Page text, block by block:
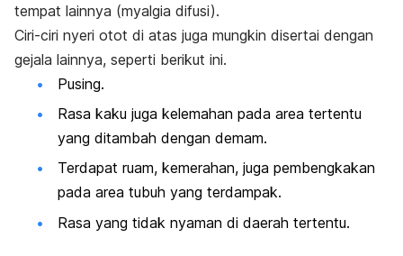
tempat lainnya (myalgia difusi).
Ciri-ciri nyeri otot di atas juga mungkin disertai dengan
gejala lainnya, seperti berikut ini.
Pusing.
Rasa kaku juga kelemahan pada area tertentu
yang ditambah dengan demam.
Terdapat ruam, kemerahan, juga pembengkakan
pada area tubuh yang terdampak.
Rasa yang tidak nyaman di daerah tertentu.